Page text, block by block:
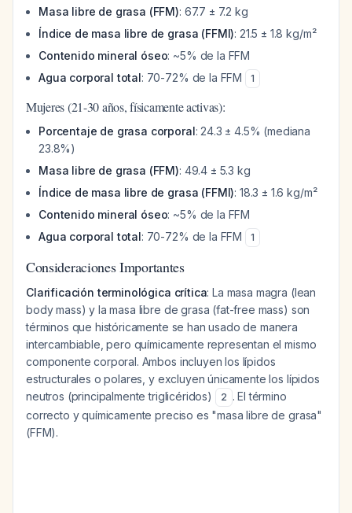
Masa libre de grasa (FFM): 67.7 ± 7.2 kg
Índice de masa libre de grasa (FFMI): 21.5 ± 1.8 kg/m²
Contenido mineral óseo: ~5% de la FFM
Agua corporal total: 70-72% de la FFM 1
Mujeres (21-30 años, físicamente activas):
Porcentaje de grasa corporal: 24.3 ± 4.5% (mediana
23.8%)
Masa libre de grasa (FFM): 49.4 ± 5.3 kg
Índice de masa libre de grasa (FFMI): 18.3 ± 1.6 kg/m²
Contenido mineral óseo: ~5% de la FFM
Agua corporal total: 70-72% de la FFM 1
Consideraciones Importantes
Clarificación terminológica crítica: La masa magra (lean
body mass) y la masa libre de grasa (fat-free mass) son
términos que históricamente se han usado de manera
intercambiable, pero químicamente representan el mismo
componente corporal. Ambos incluyen los lípidos
estructurales o polares, y excluyen únicamente los lípidos
neutros (principalmente triglicéridos)
2 . El término
correcto y químicamente preciso es "masa libre de grasa"
(FFM).